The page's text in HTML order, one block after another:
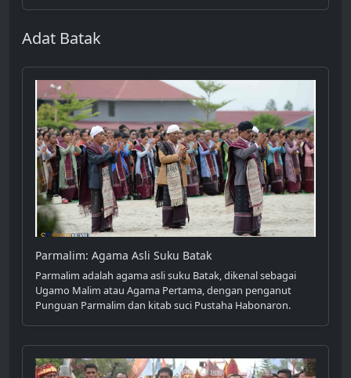
Adat Batak
Parmalim: Agama Asli Suku Batak
Parmalim adalah agama asli suku Batak, dikenal sebagai
Ugamo Malim atau Agama Pertama, dengan penganut
Punguan Parmalim dan kitab suci Pustaha Habonaron.